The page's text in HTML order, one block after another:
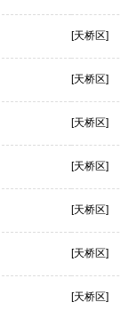
[天桥区]
[天桥区]
[天桥区]
[天桥区]
[天桥区]
[天桥区]
[天桥区]